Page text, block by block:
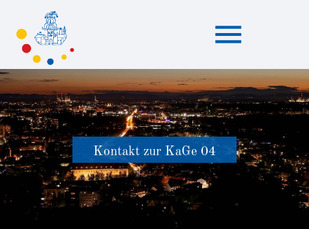
menu
Suchbegriffe SUCHEN
Kontakt zur KaGe 04